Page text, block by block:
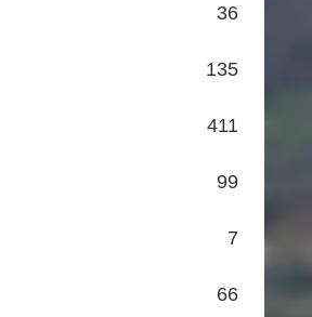
36
135
411
99
7
66